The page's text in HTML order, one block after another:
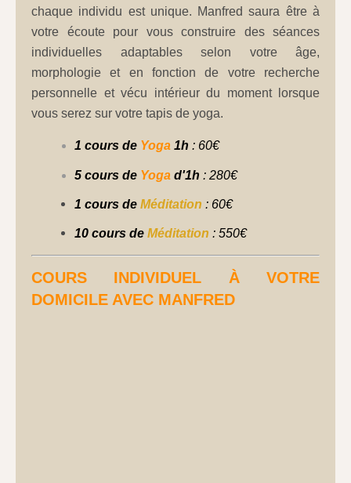
chaque individu est unique. Manfred saura être à
votre écoute pour vous construire des séances
individuelles adaptables selon votre âge,
morphologie et en fonction de votre recherche
personnelle et vécu intérieur du moment lorsque
vous serez sur votre tapis de yoga.
1 cours de Yoga 1h : 60€
5 cours de Yoga d'1h : 280€
1 cours de Méditation : 60€
10 cours de Méditation : 550€
COURS INDIVIDUEL À VOTRE
DOMICILE AVEC MANFRED